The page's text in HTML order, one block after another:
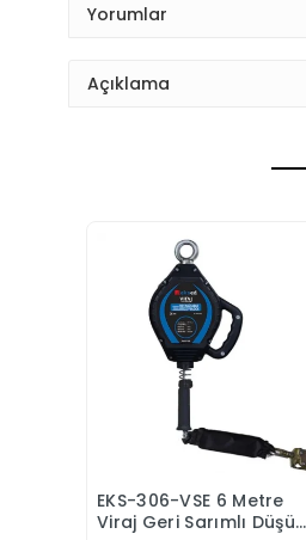
Yorumlar
Açıklama
Sepete Ekle
EKS-306-VSE 6 Metre
Viraj Geri Sarımlı Düşüş